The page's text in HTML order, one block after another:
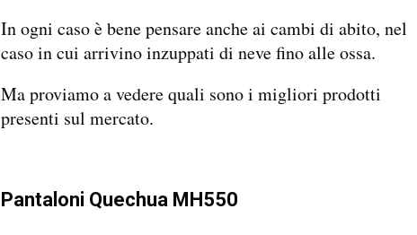
In ogni caso è bene pensare anche ai cambi di abito, nel
caso in cui arrivino inzuppati di neve fino alle ossa.
Ma proviamo a vedere quali sono i migliori prodotti
presenti sul mercato.
Pantaloni Quechua MH550